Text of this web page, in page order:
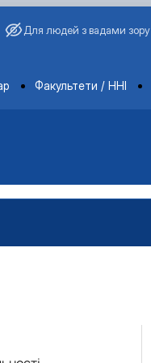
Для людей з вадами зору
Факультети / ННІ